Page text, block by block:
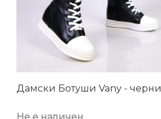
Дамски Ботуши Vany - черни